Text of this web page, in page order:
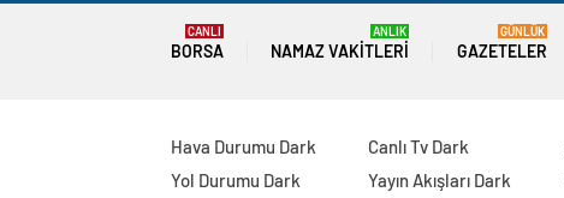
BORSA
CANLI
NAMAZ VAKITLERI
ANLIK
GAZETELER
GÜNLÜK
Hava Durumu Dark
Yol Durumu Dark
Canlı Tv Dark
Yayın Akışları Dark